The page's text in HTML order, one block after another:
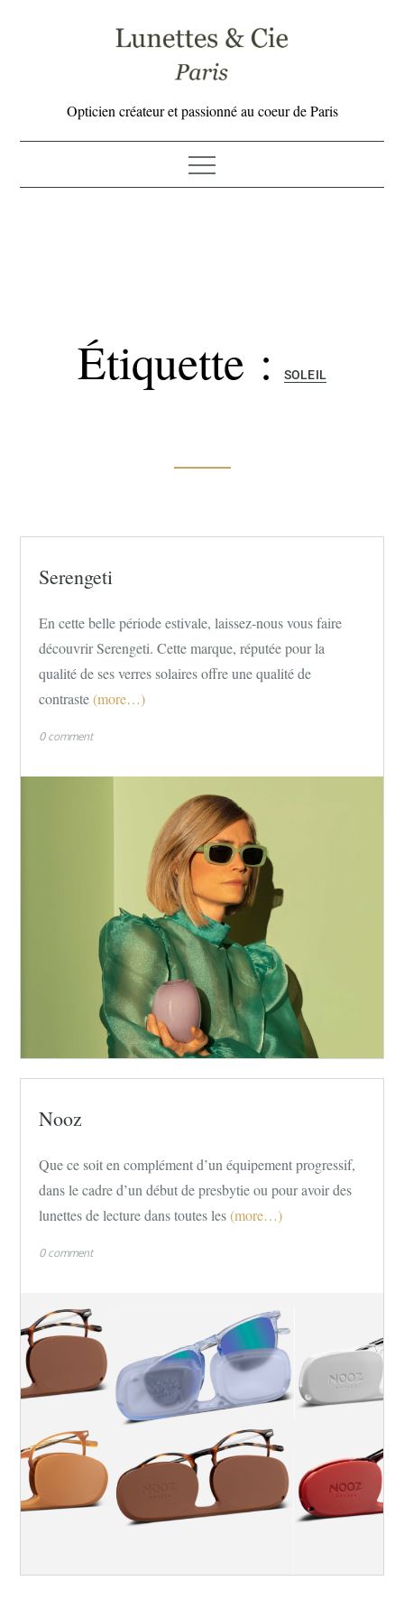
Opticien créateur et passionné au coeur de Paris
Étiquette :SOLEIL
Serengeti
En cette belle période estivale, laissez-nous vous faire
découvrir Serengeti. Cette marque, réputée pour la
qualité de ses verres solaires offre une qualité de
contraste (more…)
0 comment
Nooz
Que ce soit en complément d’un équipement progressif,
dans le cadre d’un début de presbytie ou pour avoir des
lunettes de lecture dans toutes les (more…)
0 comment